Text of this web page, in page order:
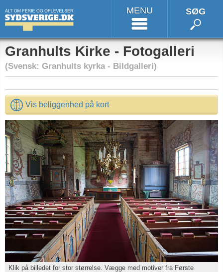
MENU SØG
Granhults Kirke - Fotogalleri
(Svensk: Granhults kyrka - Bildgalleri)
Vis beliggenhed på kort
Klik på billedet for stor størrelse. Vægge med motiver fra Første